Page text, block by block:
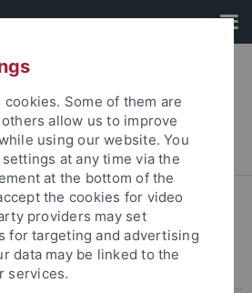
...
und Stellenbörse
Some of them are
allow us to improve
using our website. You
at any time via the
at the bottom of the
the cookies for video
providers may set
for targeting and advertising
data may be linked to the
services.